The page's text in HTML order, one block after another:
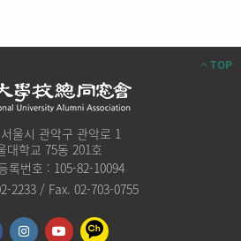
TOP
울시 관악구 관악로 1
대학교 75동 201호
록번호 : 105-82-10094
2233 / Fax. 02-703-0755